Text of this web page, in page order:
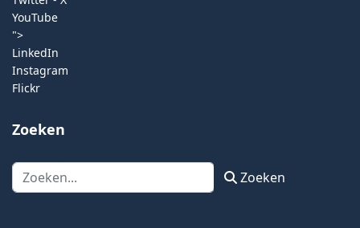
YouTube
">
LinkedIn
Instagram
Flickr
Zoeken
Zoeken Zoeken